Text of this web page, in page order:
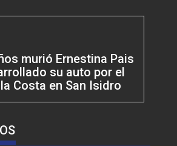
murió Ernestina Pais
su auto por el
Costa en San Isidro